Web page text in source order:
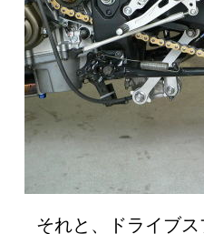
それと、ドライブス